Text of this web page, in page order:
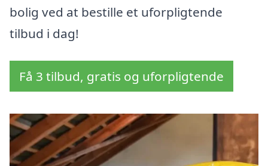
bolig ved at bestille et uforpligtende
tilbud i dag!
Få 3 tilbud, gratis og uforpligtende